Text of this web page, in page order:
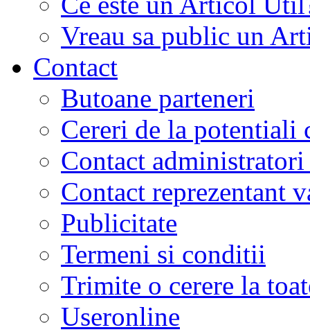
Vreau sa public un
Contact
Butoane parteneri
Cereri de la potentiali
Contact
Contact reprezentant
Publicitate
Termeni si conditii
Trimite o cerere la
Useronline